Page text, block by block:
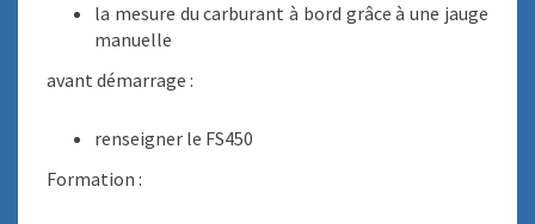
la mesure du carburant à bord grâce à une jauge
manuelle
avant démarrage :
renseigner le FS450
Formation :